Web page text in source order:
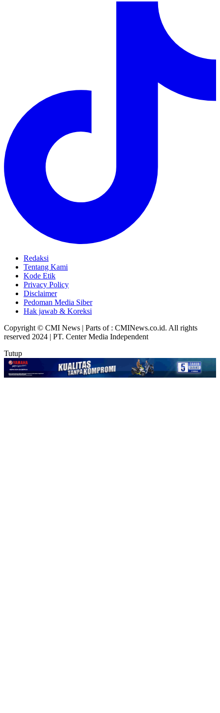
Redaksi
Tentang Kami
Kode Etik
Privacy Policy
Disclaimer
Pedoman Media Siber
Hak jawab & Koreksi
Copyright © CMI News | Parts of : CMINews.co.id. All rights
reserved 2024 | PT. Center Media Independent
Tutup